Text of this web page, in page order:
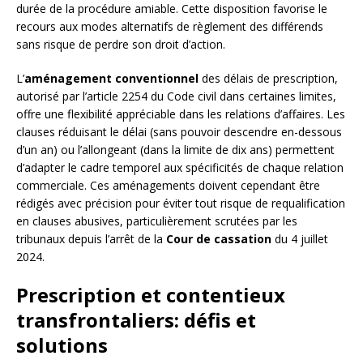
durée de la procédure amiable. Cette disposition favorise le
recours aux modes alternatifs de règlement des différends
sans risque de perdre son droit d’action.
L’aménagement conventionnel des délais de prescription,
autorisé par l’article 2254 du Code civil dans certaines limites,
offre une flexibilité appréciable dans les relations d’affaires. Les
clauses réduisant le délai (sans pouvoir descendre en-dessous
d’un an) ou l’allongeant (dans la limite de dix ans) permettent
d’adapter le cadre temporel aux spécificités de chaque relation
commerciale. Ces aménagements doivent cependant être
rédigés avec précision pour éviter tout risque de requalification
en clauses abusives, particulièrement scrutées par les
tribunaux depuis l’arrêt de la Cour de cassation du 4 juillet
2024.
Prescription et contentieux
transfrontaliers: défis et
solutions